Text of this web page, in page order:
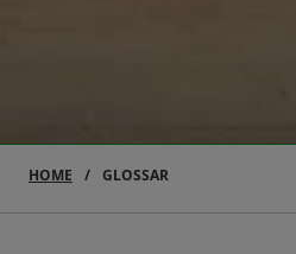
HOME GLOSSAR